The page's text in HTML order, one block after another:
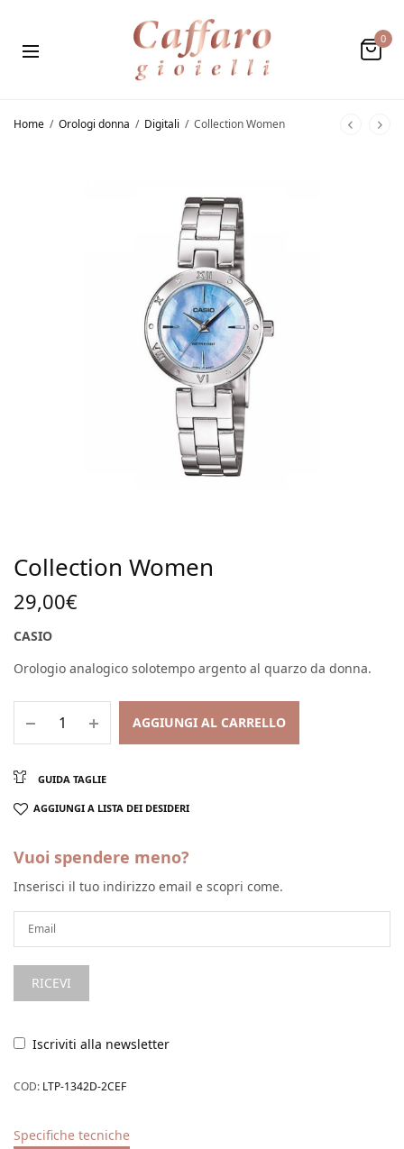
0
Home / Orologi donna / Digitali / Collection Women
Collection Women
29,00€
CASIO
Orologio analogico solotempo argento al quarzo da donna.
AGGIUNGI AL CARRELLO
GUIDA TAGLIE
AGGIUNGI A LISTA DEI DESIDERI
Vuoi spendere meno?
Inserisci il tuo indirizzo email e scopri come.
Iscriviti alla newsletter
COD: LTP-1342D-2CEF
Specifiche tecniche